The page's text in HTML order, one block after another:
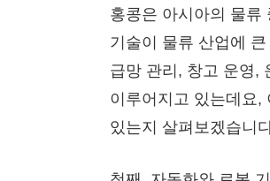
홍콩은 아시아의 물류
기술이 물류 산업에
급망 관리, 창고 운영,
이루어지고 있는데요,
있는지 살펴보겠습니